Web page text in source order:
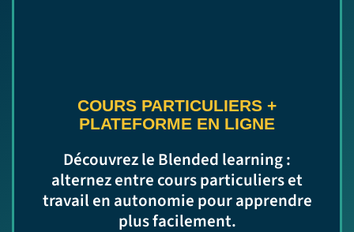
COURS PARTICULIERS +
PLATEFORME EN LIGNE
Découvrez le Blended learning :
alternez entre cours particuliers et
travail en autonomie pour apprendre
plus facilement.